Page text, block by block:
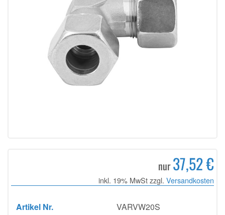
nur37,52 €
inkl. 19% MwSt zzgl. Versandkosten
Artikel Nr.
VARVW20S